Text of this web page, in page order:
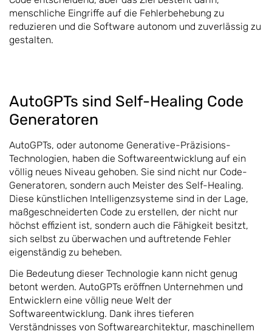
menschliche Eingriffe auf die Fehlerbehebung zu
reduzieren und die Software autonom und zuverlässig zu
gestalten.
AutoGPTs sind Self-Healing Code
Generatoren
AutoGPTs, oder autonome Generative-Präzisions-
Technologien, haben die Softwareentwicklung auf ein
völlig neues Niveau gehoben. Sie sind nicht nur Code-
Generatoren, sondern auch Meister des Self-Healing.
Diese künstlichen Intelligenzsysteme sind in der Lage,
maßgeschneiderten Code zu erstellen, der nicht nur
höchst effizient ist, sondern auch die Fähigkeit besitzt,
sich selbst zu überwachen und auftretende Fehler
eigenständig zu beheben.
Die Bedeutung dieser Technologie kann nicht genug
betont werden. AutoGPTs eröffnen Unternehmen und
Entwicklern eine völlig neue Welt der
Softwareentwicklung. Dank ihres tieferen
Verständnisses von Softwarearchitektur, maschinellem